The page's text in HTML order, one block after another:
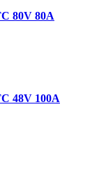
80V 80A
48V 100A